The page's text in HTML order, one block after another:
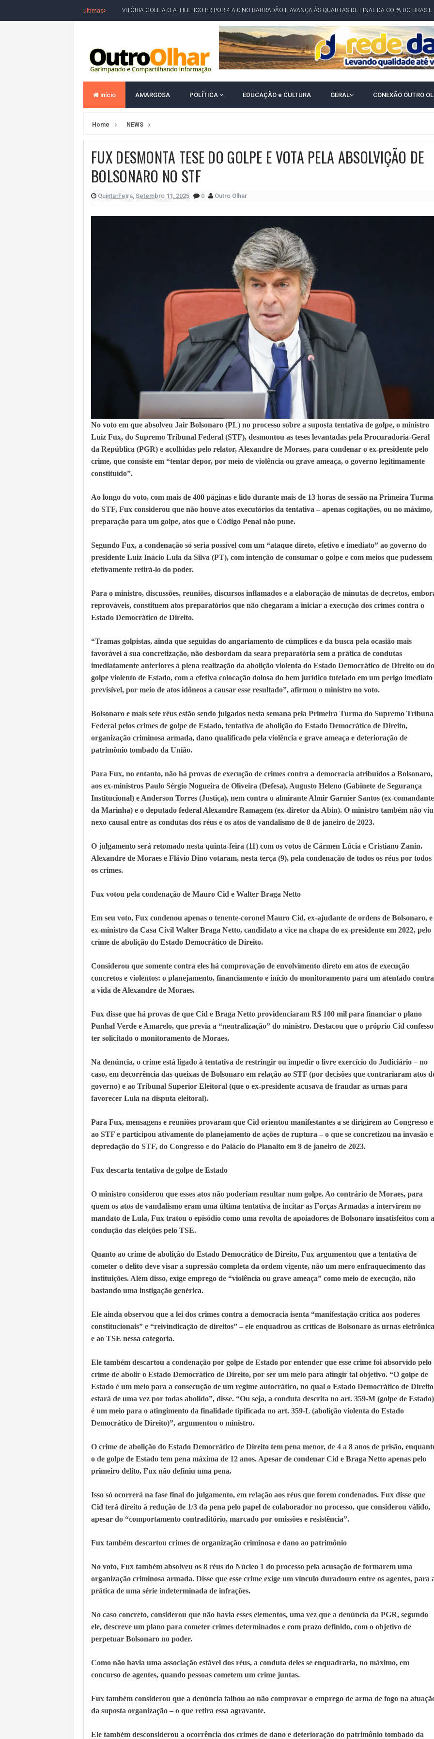
últimas VITÓRIA GOLEIA O ATHLETICO-PR POR 4 A 0 NO BARRADÃO E AVANÇA ÀS QUARTAS DE FINAL DA COPA DO BRASIL
BAHIA TEM PIOR DESEMPENHO DO NORDESTE NO ENSINO MÉDIO E LANTERNA NACIONAL NO ENSINO
MILEI CHAMA LULA DE "LADRÃO E CORRUPTO" E ELEVA TENSÃO DIPLOMÁTICA ENTRE BRASIL E ARGENTINA
ACM NETO LIDERA EM TODOS OS CENÁRIOS DA NOVA PESQUISA PARANÁ PARA O GOVERNO DA BAHIA
CONVENÇÃO DO PT MARCA INÍCIO DA CAMPANHA DE JERÔNIMO COM DISCURSO MODERADO DE LULA
CAMPEONATO DE 'GRAU' TERMINA COM HOMEM MORTO A TIROS EM SALVADOR
VÍTIMA DE HOMICÍDIO EM SALVADOR, LORAN PRAZERES FOI MORADOR DE AMARGOSA E ESTUDANTE DA UFRB
5. DEUS, SENHOR DO TEMPO E DA INFINITA MISERICÓRDIA
ACM NETO ABRE VANTAGEM NUMÉRICA SOBRE JERÔNIMO, MAS CENÁRIO SEGUE INDEFINIDO
MORADOR DENUNCIA OBSTÁCULOS EM CALÇADAS E COBRA MAIS ACESSIBILIDADE EM AMARGOSA
BAHIA TEM 23 CIDADES COM MAIS ELEITORES DO QUE HABITANTES; MUNIZ FERREIRA ESTÁ ENTRE ELAS
VAN ESCOLAR CAI EM RIO, MAS TODAS AS CRIANÇAS RECEBEM ALTA E PASSAM BEM APÓS ACIDENTE EM
LULA E FLÁVIO BOLSONARO EMPATAM TECNICAMENTE NO 2º TURNO, DIZ PESQUISA
BAHIA E CORINTHIANS EMPATAM EM JOGO PEGADO NA ARENA FONTE NOVA
NO CENTRO DE AMARGOSA, JUSTIÇA ELEITORAL REALIZA SIMULAÇÃO DE VOTAÇÃO
início AMARGOSA POLÍTICA EDUCAÇÃO e CULTURA GERAL CONEXÃO OUTRO
Home NEWS
FUX DESMONTA TESE DO GOLPE E VOTA PELA ABSOLVIÇÃO DE
BOLSONARO NO STF
Quinta-Feira, Setembro 11, 2025 0 Outro Olhar
No voto em que absolveu Jair Bolsonaro (PL) no processo sobre a suposta tentativa de golpe, o ministro
Luiz Fux, do Supremo Tribunal Federal (STF), desmontou as teses levantadas pela Procuradoria-Geral
da República (PGR) e acolhidas pelo relator, Alexandre de Moraes, para condenar o ex-presidente pelo
crime, que consiste em “tentar depor, por meio de violência ou grave ameaça, o governo legitimamente
constituído”.
Ao longo do voto, com mais de 400 páginas e lido durante mais de 13 horas de sessão na Primeira Turma
do STF, Fux considerou que não houve atos executórios da tentativa – apenas cogitações, ou no máximo,
preparação para um golpe, atos que o Código Penal não pune.
Segundo Fux, a condenação só seria possível com um “ataque direto, efetivo e imediato” ao governo do
presidente Luiz Inácio Lula da Silva (PT), com intenção de consumar o golpe e com meios que pudessem
efetivamente retirá-lo do poder.
Para o ministro, discussões, reuniões, discursos inflamados e a elaboração de minutas de decretos,
reprováveis, constituem atos preparatórios que não chegaram a iniciar a execução dos crimes contra o
Estado Democrático de Direito.
“Tramas golpistas, ainda que seguidas do angariamento de cúmplices e da busca pela ocasião mais
favorável à sua concretização, não desbordam da seara preparatória sem a prática de condutas
imediatamente anteriores à plena realização da abolição violenta do Estado Democrático de Direito ou do
golpe violento de Estado, com a efetiva colocação dolosa do bem jurídico tutelado em um perigo imediato
previsível, por meio de atos idôneos a causar esse resultado”, afirmou o ministro no voto.
Bolsonaro e mais sete réus estão sendo julgados nesta semana pela Primeira Turma do Supremo
Federal pelos crimes de golpe de Estado, tentativa de abolição do Estado Democrático de Direito,
organização criminosa armada, dano qualificado pela violência e grave ameaça e deterioração de
patrimônio tombado da União.
Para Fux, no entanto, não há provas de execução de crimes contra a democracia atribuídos a Bolsonaro,
aos ex-ministros Paulo Sérgio Nogueira de Oliveira (Defesa), Augusto Heleno (Gabinete de Segurança
Institucional) e Anderson Torres (Justiça), nem contra o almirante Almir Garnier Santos (ex-comandante
da Marinha) e o deputado federal Alexandre Ramagem (ex-diretor da Abin). O ministro também não viu
nexo causal entre as condutas dos réus e os atos de vandalismo de 8 de janeiro de 2023.
O julgamento será retomado nesta quinta-feira (11) com os votos de Cármen Lúcia e Cristiano Zanin.
Alexandre de Moraes e Flávio Dino votaram, nesta terça (9), pela condenação de todos os réus por todos
os crimes.
Fux votou pela condenação de Mauro Cid e Walter Braga Netto
Em seu voto, Fux condenou apenas o tenente-coronel Mauro Cid, ex-ajudante de ordens de Bolsonaro, e
ex-ministro da Casa Civil Walter Braga Netto, candidato a vice na chapa do ex-presidente em 2022, pelo
crime de abolição do Estado Democrático de Direito.
Considerou que somente contra eles há comprovação de envolvimento direto em atos de execução
concretos e violentos: o planejamento, financiamento e início do monitoramento para um atentado contra
a vida de Alexandre de Moraes.
Fux disse que há provas de que Cid e Braga Netto providenciaram R$ 100 mil para financiar o plano
Punhal Verde e Amarelo, que previa a “neutralização” do ministro. Destacou que o próprio Cid
ter solicitado o monitoramento de Moraes.
Na denúncia, o crime está ligado à tentativa de restringir ou impedir o livre exercício do Judiciário – no
caso, em decorrência das queixas de Bolsonaro em relação ao STF (por decisões que contrariaram atos
governo) e ao Tribunal Superior Eleitoral (que o ex-presidente acusava de fraudar as urnas para
favorecer Lula na disputa eleitoral).
Para Fux, mensagens e reuniões provaram que Cid orientou manifestantes a se dirigirem ao Congresso e
ao STF e participou ativamente do planejamento de ações de ruptura – o que se concretizou na invasão e
depredação do STF, do Congresso e do Palácio do Planalto em 8 de janeiro de 2023.
Fux descarta tentativa de golpe de Estado
O ministro considerou que esses atos não poderiam resultar num golpe. Ao contrário de Moraes, para
quem os atos de vandalismo eram uma última tentativa de incitar as Forças Armadas a intervirem no
mandato de Lula, Fux tratou o episódio como uma revolta de apoiadores de Bolsonaro insatisfeitos com a
condução das eleições pelo TSE.
Quanto ao crime de abolição do Estado Democrático de Direito, Fux argumentou que a tentativa de
cometer o delito deve visar a supressão completa da ordem vigente, não um mero enfraquecimento das
instituições. Além disso, exige emprego de “violência ou grave ameaça” como meio de execução, não
bastando uma instigação genérica.
Ele ainda observou que a lei dos crimes contra a democracia isenta “manifestação crítica aos poderes
constitucionais” e “reivindicação de direitos” – ele enquadrou as críticas de Bolsonaro às urnas
e ao TSE nessa categoria.
Ele também descartou a condenação por golpe de Estado por entender que esse crime foi absorvido pelo
crime de abolir o Estado Democrático de Direito, por ser um meio para atingir tal objetivo. “O golpe de
Estado é um meio para a consecução de um regime autocrático, no qual o Estado Democrático de Direito
estará de uma vez por todas abolido”, disse. “Ou seja, a conduta descrita no art. 359-M (golpe de Estado)
é um meio para o atingimento da finalidade tipificada no art. 359-L (abolição violenta do Estado
Democrático de Direito)”, argumentou o ministro.
O crime de abolição do Estado Democrático de Direito tem pena menor, de 4 a 8 anos de prisão,
o de golpe de Estado tem pena máxima de 12 anos. Apesar de condenar Cid e Braga Netto apenas pelo
primeiro delito, Fux não definiu uma pena.
Isso só ocorrerá na fase final do julgamento, em relação aos réus que forem condenados. Fux disse que
Cid terá direito à redução de 1/3 da pena pelo papel de colaborador no processo, que considerou válido,
apesar do “comportamento contraditório, marcado por omissões e resistência”.
Fux também descartou crimes de organização criminosa e dano ao patrimônio
No voto, Fux também absolveu os 8 réus do Núcleo 1 do processo pela acusação de formarem uma
organização criminosa armada. Disse que esse crime exige um vínculo duradouro entre os agentes, para
prática de uma série indeterminada de infrações.
No caso concreto, considerou que não havia esses elementos, uma vez que a denúncia da PGR, segundo
ele, descreve um plano para cometer crimes determinados e com prazo definido, com o objetivo de
perpetuar Bolsonaro no poder.
Como não havia uma associação estável dos réus, a conduta deles se enquadraria, no máximo, em
concurso de agentes, quando pessoas cometem um crime juntas.
Fux também considerou que a denúncia falhou ao não comprovar o emprego de arma de fogo na
da suposta organização – o que retira essa agravante.
Ele também desconsiderou a ocorrência dos crimes de dano e deterioração do patrimônio tombado da